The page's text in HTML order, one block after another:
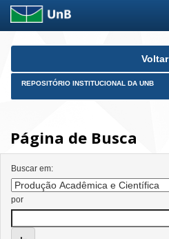
Skip
Voltar
REPOSITÓRIO INSTITUCIONAL DA UNB
Página de Busca
Buscar em:
por